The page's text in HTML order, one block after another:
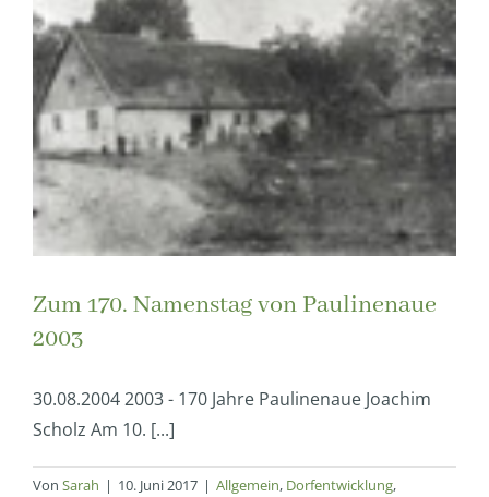
Zum 170. Namenstag von Paulinenaue
2003
30.08.2004 2003 - 170 Jahre Paulinenaue Joachim
Scholz Am 10. [...]
Von Sarah | 10. Juni 2017 | Allgemein, Dorfentwicklung,